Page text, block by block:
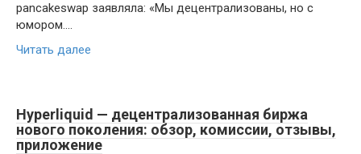
pancakeswap заявляла: «Мы децентрализованы, но с
юмором….
Читать далее
Hyperliquid — децентрализованная биржа
нового поколения: обзор, комиссии, отзывы,
приложение